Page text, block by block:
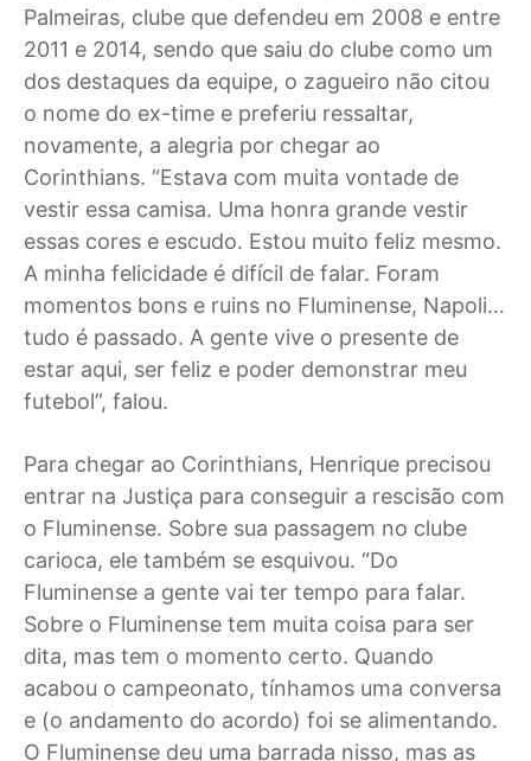
Palmeiras, clube que defendeu em 2008 e entre
2011 e 2014, sendo que saiu do clube como um
dos destaques da equipe, o zagueiro não citou
o nome do ex-time e preferiu ressaltar,
novamente, a alegria por chegar ao
Corinthians. “Estava com muita vontade de
vestir essa camisa. Uma honra grande vestir
essas cores e escudo. Estou muito feliz mesmo.
A minha felicidade é difícil de falar. Foram
momentos bons e ruins no Fluminense, Napoli…
tudo é passado. A gente vive o presente de
estar aqui, ser feliz e poder demonstrar meu
futebol”, falou.
Para chegar ao Corinthians, Henrique precisou
entrar na Justiça para conseguir a rescisão com
o Fluminense. Sobre sua passagem no clube
carioca, ele também se esquivou. “Do
Fluminense a gente vai ter tempo para falar.
Sobre o Fluminense tem muita coisa para ser
dita, mas tem o momento certo. Quando
acabou o campeonato, tínhamos uma conversa
e (o andamento do acordo) foi se alimentando.
O Fluminense deu uma barrada nisso, mas as